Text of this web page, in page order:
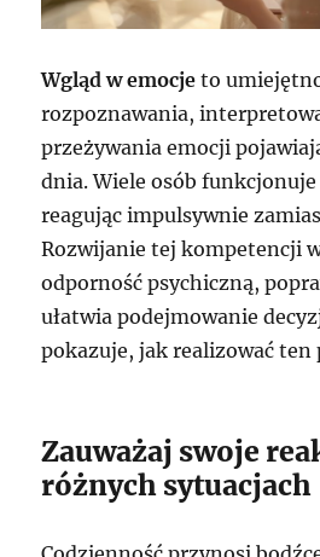
Wgląd w emocje to
rozpoznawania,
przeżywania emocji
dnia. Wiele osób
reagując impulsywnie
Rozwijanie tej kompetencji
odporność psychiczną,
ułatwia podejmowanie
pokazuje, jak realizować ten
Zauważaj swoje
różnych sytuacjach